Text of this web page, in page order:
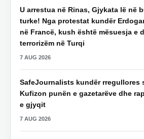
U arrestua në Rinas, Gjykata lë në
turke! Nga protestat kundër
në Francë, kush është mësuesja e
terrorizëm në Turqi
7 AUG 2026
SafeJournalists kundër rregullores
Kufizon punën e gazetarëve dhe
e gjyqit
7 AUG 2026